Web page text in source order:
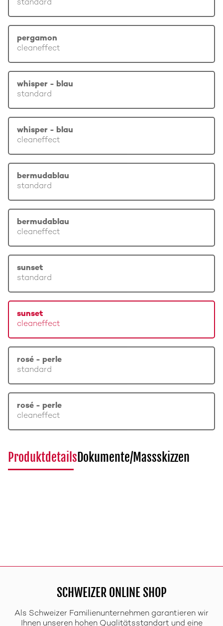
standard
pergamon
cleaneffect
whisper - blau
standard
whisper - blau
cleaneffect
bermudablau
standard
bermudablau
cleaneffect
sunset
standard
sunset
cleaneffect
rosé - perle
standard
rosé - perle
cleaneffect
ProduktdetailsDokumente/Massskizzen
SCHWEIZER ONLINE SHOP
Als Schweizer Familienunternehmen garantieren wir
Ihnen unseren hohen Qualitätsstandart und eine